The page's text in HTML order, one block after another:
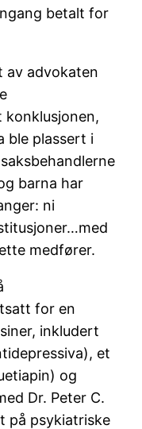
betalt for
av advokaten
konklusjonen,
ble plassert i
barna har
ni
medfører.
for en
inkludert
et
og
Dr. Peter C.
på psykiatriske